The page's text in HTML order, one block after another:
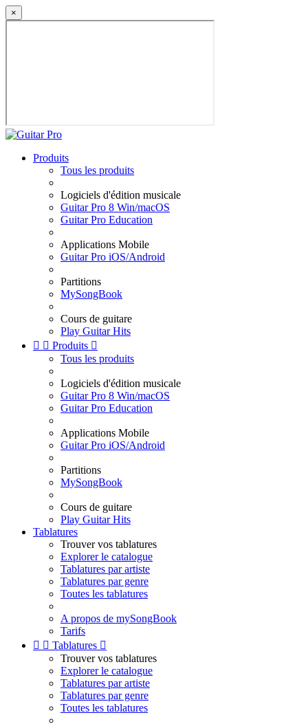
×
Produits
Tous les produits
Logiciels d'édition musicale
Guitar Pro 8 Win/macOS
Guitar Pro Education
Applications Mobile
Guitar Pro iOS/Android
Partitions
MySongBook
Cours de guitare
Play Guitar Hits
  Produits 
Tous les produits
Logiciels d'édition musicale
Guitar Pro 8 Win/macOS
Guitar Pro Education
Applications Mobile
Guitar Pro iOS/Android
Partitions
MySongBook
Cours de guitare
Play Guitar Hits
Tablatures
Trouver vos tablatures
Explorer le catalogue
Tablatures par artiste
Tablatures par genre
Toutes les tablatures
A propos de mySongBook
Tarifs
  Tablatures 
Trouver vos tablatures
Explorer le catalogue
Tablatures par artiste
Tablatures par genre
Toutes les tablatures